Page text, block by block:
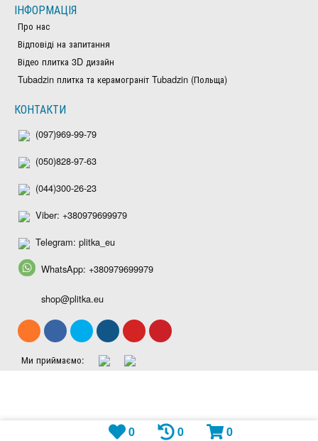
ІНФОРМАЦІЯ
Про нас
Відповіді на запитання
Відео плитка 3D дизайн
Tubadzin плитка та керамограніт Tubadzin (Польща)
КОНТАКТИ
(097)969-99-79
(050)828-97-63
(044)300-26-23
Viber: +380979699979
Telegram: plitka_eu
WhatsApp: +380979699979
shop@plitka.eu
Ми приймаємо:
0 0 0